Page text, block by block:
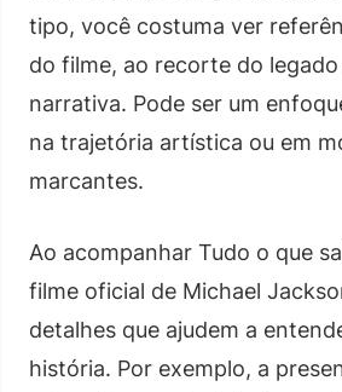
tipo, você costuma ver
do filme, ao recorte do
narrativa. Pode ser um
na trajetória artística ou em
marcantes.
Ao acompanhar Tudo o que
filme oficial de Michael
detalhes que ajudem a
história. Por exemplo, a